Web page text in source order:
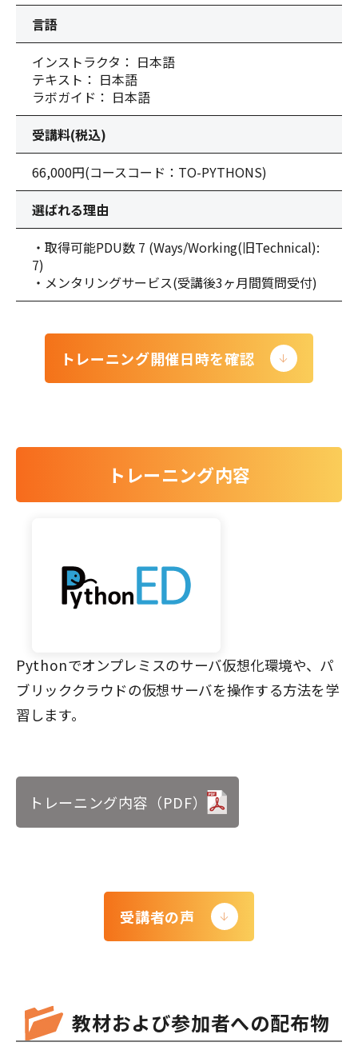
言語
インストラクタ： 日本語
テキスト： 日本語
ラボガイド： 日本語
受講料(税込)
66,000円(コースコード：TO-PYTHONS)
選ばれる理由
・取得可能PDU数 7 (Ways/Working(旧Technical):
7)
・メンタリングサービス(受講後3ヶ月間質問受付)
トレーニング開催日時を確認
トレーニング内容
Pythonでオンプレミスのサーバ仮想化環境や、パ
ブリッククラウドの仮想サーバを操作する方法を学
習します。
トレーニング内容（PDF）
受講者の声
教材および参加者への配布物